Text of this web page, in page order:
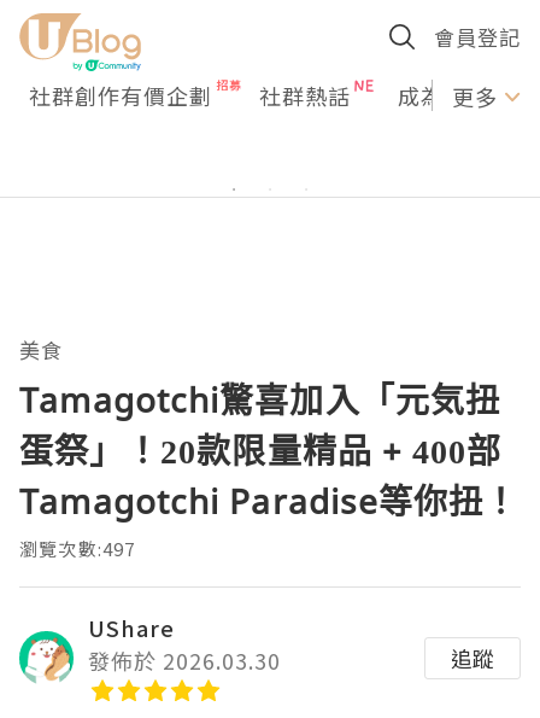
會員登記
社群創作有價企劃 社群熱話 成為U更多
美食
Tamagotchi驚喜加入「元気扭
蛋祭」！20款限量精品 + 400部
Tamagotchi Paradise等你扭！
瀏覽次數:497
UShare
發佈於 2026.03.30
追蹤